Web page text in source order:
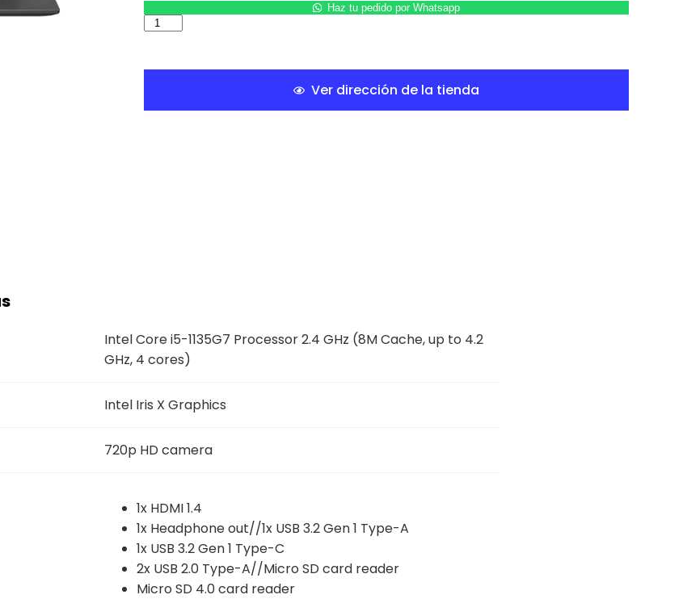
Haz tu pedido por Whatsapp
Ver dirección de la tienda
Intel Core i5-1135G7 Processor 2.4 GHz (8M Cache, up to 4.2
GHz, 4 cores)
Intel Iris X Graphics
720p HD camera
1x HDMI 1.4
1x Headphone out//1x USB 3.2 Gen 1 Type-A
1x USB 3.2 Gen 1 Type-C
2x USB 2.0 Type-A//Micro SD card reader
Micro SD 4.0 card reader